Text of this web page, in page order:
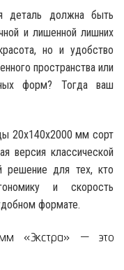
деталь должна быть
и лишенной лишних
но и удобство
пространства или
форм? Тогда ваш
20x140x2000 мм сорт
версия классической
решение для тех, кто
и скорость
формате.
«Экстра» — это